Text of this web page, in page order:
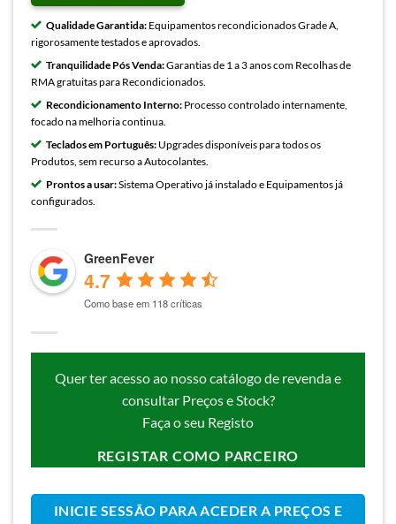
Qualidade Garantida: Equipamentos recondicionados Grade A,
rigorosamente testados e aprovados.
Tranquilidade Pós Venda:Garantias de 1 a 3 anos com Recolhas de
RMA gratuitas para Recondicionados.
Recondicionamento Interno: Processo controlado internamente,
focado na melhoria continua.
Teclados em Português: Upgrades disponíveis para todos os
Produtos, sem recurso a Autocolantes.
Prontos a usar:Sistema Operativo já instalado e Equipamentos já
configurados.
GreenFever
4.7
Como base em 118 críticas
Quer ter acesso ao nosso catálogo de revenda e
consultar Preços e Stock?
Faça o seu Registo
REGISTAR COMO PARCEIRO
INICIE SESSÃO PARA ACEDER A PREÇOS E